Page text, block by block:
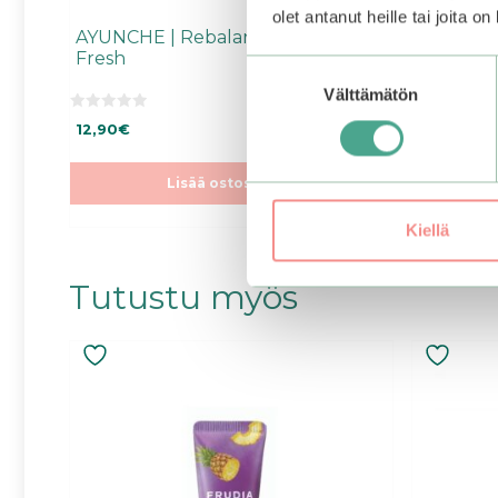
olet antanut heille tai joita
Välttämätön
Kiellä
AYUNCHE | Rebalancing Mini Kit
Fresh
s
12,90€
Lisää ostoskoriin
Kit
ä
Tutustu myös